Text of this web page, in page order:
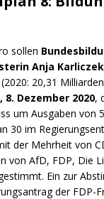
sollen
Anja Karliczek
20,31
8. Dezember 2020,
um Ausgaben von
30 im
der Mehrheit von
von AfD, FDP, Die
Ein zur
der FDP-